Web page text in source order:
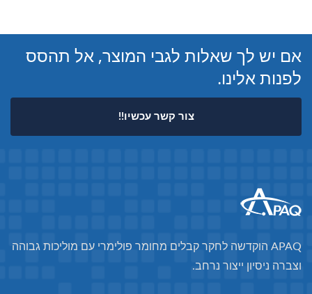
אם יש לך שאלות לגבי המוצר, אל תהסס
לפנות אלינו.
צור קשר עכשיו!!
APAQ הוקדשה לחקר קבלים מחומר פולימרי עם מוליכות גבוהה
וצברה ניסיון ייצור נרחב.